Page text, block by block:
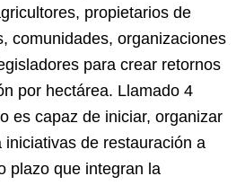
propietarios de
comunidades, organizaciones
para crear retornos
por hectárea. Llamado 4
es capaz de iniciar, organizar
de restauración a
plazo que integran la